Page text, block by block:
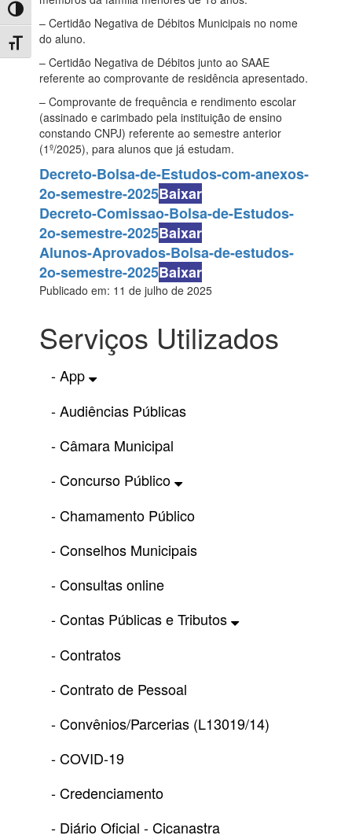
Toggle High Contrast
Toggle Font size
– Certidão Negativa de Débitos Municipais no nome
do aluno.
– Certidão Negativa de Débitos junto ao SAAE
referente ao comprovante de residência apresentado.
– Comprovante de frequência e rendimento escolar
(assinado e carimbado pela instituição de ensino
constando CNPJ) referente ao semestre anterior
(1º/2025), para alunos que já estudam.
Decreto-Bolsa-de-Estudos-com-anexos-
2o-semestre-2025Baixar
Decreto-Comissao-Bolsa-de-Estudos-
2o-semestre-2025Baixar
Alunos-Aprovados-Bolsa-de-estudos-
2o-semestre-2025Baixar
Publicado em: 11 de julho de 2025
Serviços Utilizados
- App
- Audiências Públicas
- Câmara Municipal
- Concurso Público
- Chamamento Público
- Conselhos Municipais
- Consultas online
- Contas Públicas e Tributos
- Contratos
- Contrato de Pessoal
- Convênios/Parcerias (L13019/14)
- COVID-19
- Credenciamento
- Diário Oficial - Cicanastra